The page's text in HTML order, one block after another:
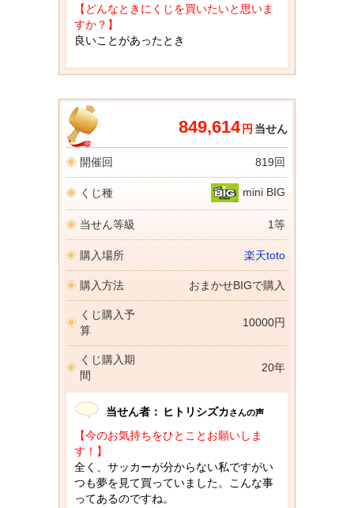
【どんなときにくじを買いたいと思いま
すか？】
良いことがあったとき
849,614 円 当せん
開催回 819回
くじ種 mini BIG
当せん等級 1等
購入場所 楽天toto
購入方法 おまかせBIGで購入
くじ購入予
算
10000円
くじ購入期
間
20年
当せん者： ヒトリシズカさんの声
【今のお気持ちをひとことお願いしま
す！】
全く、サッカーが分からない私ですがい
つも夢を見て買っていました。こんな事
ってあるのですね。